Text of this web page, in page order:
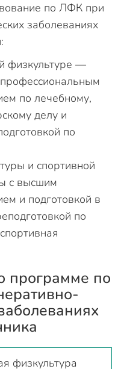
по ЛФК при
заболеваниях
физкультуре —
по лечебному,
делу и
по
и спортивной
с высшим
и подготовкой в
по
программе по
физкультура